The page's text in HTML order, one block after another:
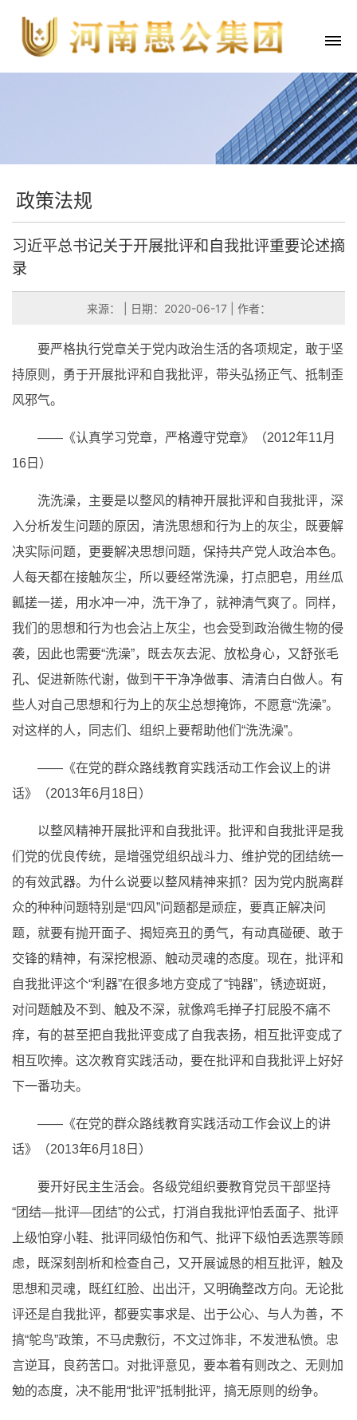
政策法规
习近平总书记关于开展批评和自我批评重要论述摘
录
来源： 日期：2020-06-17| 作者：
要严格执行党章关于党内政治生活的各项规定，敢于坚
持原则，勇于开展批评和自我批评，带头弘扬正气、抵制歪
风邪气。
——《认真学习党章，严格遵守党章》（2012年11月
16日）
洗洗澡，主要是以整风的精神开展批评和自我批评，深
入分析发生问题的原因，清洗思想和行为上的灰尘，既要解
决实际问题，更要解决思想问题，保持共产党人政治本色。
人每天都在接触灰尘，所以要经常洗澡，打点肥皂，用丝瓜
瓤搓一搓，用水冲一冲，洗干净了，就神清气爽了。同样，
我们的思想和行为也会沾上灰尘，也会受到政治微生物的侵
袭，因此也需要“洗澡”，既去灰去泥、放松身心，又舒张毛
孔、促进新陈代谢，做到干干净净做事、清清白白做人。有
些人对自己思想和行为上的灰尘总想掩饰，不愿意“洗澡”。
对这样的人，同志们、组织上要帮助他们“洗洗澡”。
——《在党的群众路线教育实践活动工作会议上的讲
话》（2013年6月18日）
以整风精神开展批评和自我批评。批评和自我批评是我
们党的优良传统，是增强党组织战斗力、维护党的团结统一
的有效武器。为什么说要以整风精神来抓？因为党内脱离群
众的种种问题特别是“四风”问题都是顽症，要真正解决问
题，就要有抛开面子、揭短亮丑的勇气，有动真碰硬、敢于
交锋的精神，有深挖根源、触动灵魂的态度。现在，批评和
自我批评这个“利器”在很多地方变成了“钝器”，锈迹斑斑，
对问题触及不到、触及不深，就像鸡毛掸子打屁股不痛不
痒，有的甚至把自我批评变成了自我表扬，相互批评变成了
相互吹捧。这次教育实践活动，要在批评和自我批评上好好
下一番功夫。
——《在党的群众路线教育实践活动工作会议上的讲
话》（2013年6月18日）
要开好民主生活会。各级党组织要教育党员干部坚持
“团结—批评—团结”的公式，打消自我批评怕丢面子、批评
上级怕穿小鞋、批评同级怕伤和气、批评下级怕丢选票等顾
虑，既深刻剖析和检查自己，又开展诚恳的相互批评，触及
思想和灵魂，既红红脸、出出汗，又明确整改方向。无论批
评还是自我批评，都要实事求是、出于公心、与人为善，不
搞“鸵鸟”政策，不马虎敷衍，不文过饰非，不发泄私愤。忠
言逆耳，良药苦口。对批评意见，要本着有则改之、无则加
勉的态度，决不能用“批评”抵制批评，搞无原则的纷争。